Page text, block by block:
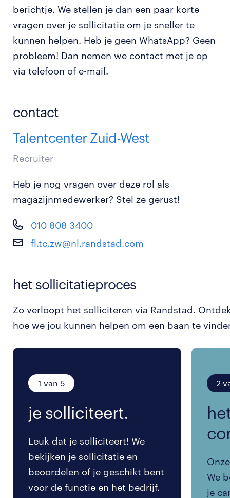
berichtje. We stellen je dan een paar korte
vragen over je sollicitatie om je sneller te
kunnen helpen. Heb je geen WhatsApp? Geen
probleem! Dan nemen we contact met je op
via telefoon of e-mail.
contact
Talentcenter Zuid-West
Recruiter
Heb je nog vragen over deze rol als
magazijnmedewerker? Stel ze gerust!
010 808 3400
fl.tc.zw@nl.randstad.com
het sollicitatieproces
Zo verloopt het solliciteren via Randstad.
hoe we jou kunnen helpen om een baan te
1 van 5
je solliciteert.
Leuk dat je solliciteert! We
bekijken je sollicitatie en
beoordelen of je geschikt bent
voor de functie en het bedrijf.
2
We
je